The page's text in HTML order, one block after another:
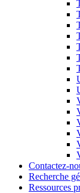
Contactez-
Recherche
Ressources